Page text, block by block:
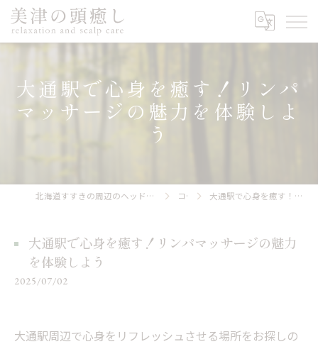
大通駅で心身を癒す！リンパ
マッサージの魅力を体験しよ
う
北海道すすきの周辺のヘッドスパなら美津の頭癒し relaxation and scalp care コラム 大通駅で心身を癒す！リンパマッサージの魅力を体験しよう
大通駅で心身を癒す！リンパマッサージの魅力
を体験しよう
2025/07/02
大通駅周辺で心身をリフレッシュさせる場所をお探しの